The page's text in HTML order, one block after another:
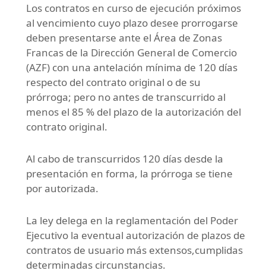
Los contratos en curso de ejecución próximos
al vencimiento cuyo plazo desee prorrogarse
deben presentarse ante el Área de Zonas
Francas de la Dirección General de Comercio
(AZF) con una antelación mínima de 120 días
respecto del contrato original o de su
prórroga; pero no antes de transcurrido al
menos el 85 % del plazo de la autorización del
contrato original.
Al cabo de transcurridos 120 días desde la
presentación en forma, la prórroga se tiene
por autorizada.
La ley delega en la reglamentación del Poder
Ejecutivo la eventual autorización de plazos de
contratos de usuario más extensos,cumplidas
determinadas circunstancias.